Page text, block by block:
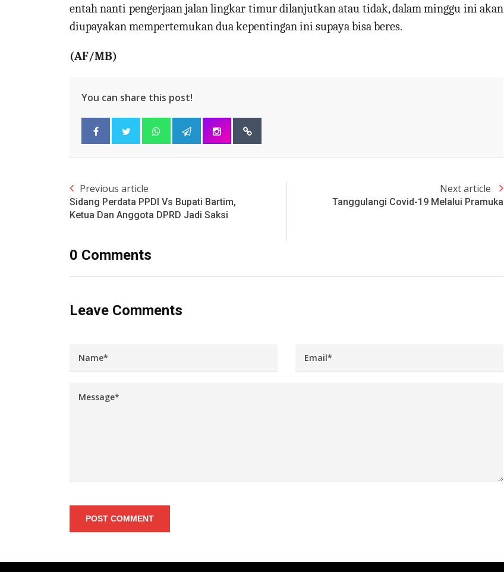
entah nanti pengerjaan jalan lingkar timur dilanjutkan atau tidak, dalam minggu ini akan
diupayakan mempertemukan dua kepentingan ini supaya bisa beres.
(AF/MB)
You can share this post!
Previous article
Sidang Perdata PPDI Vs Bupati Bartim,
Ketua Dan Anggota DPRD Jadi Saksi
Next article
Tanggulangi Covid-19 Melalui Pramuka
0 Comments
Leave Comments
POST COMMENT